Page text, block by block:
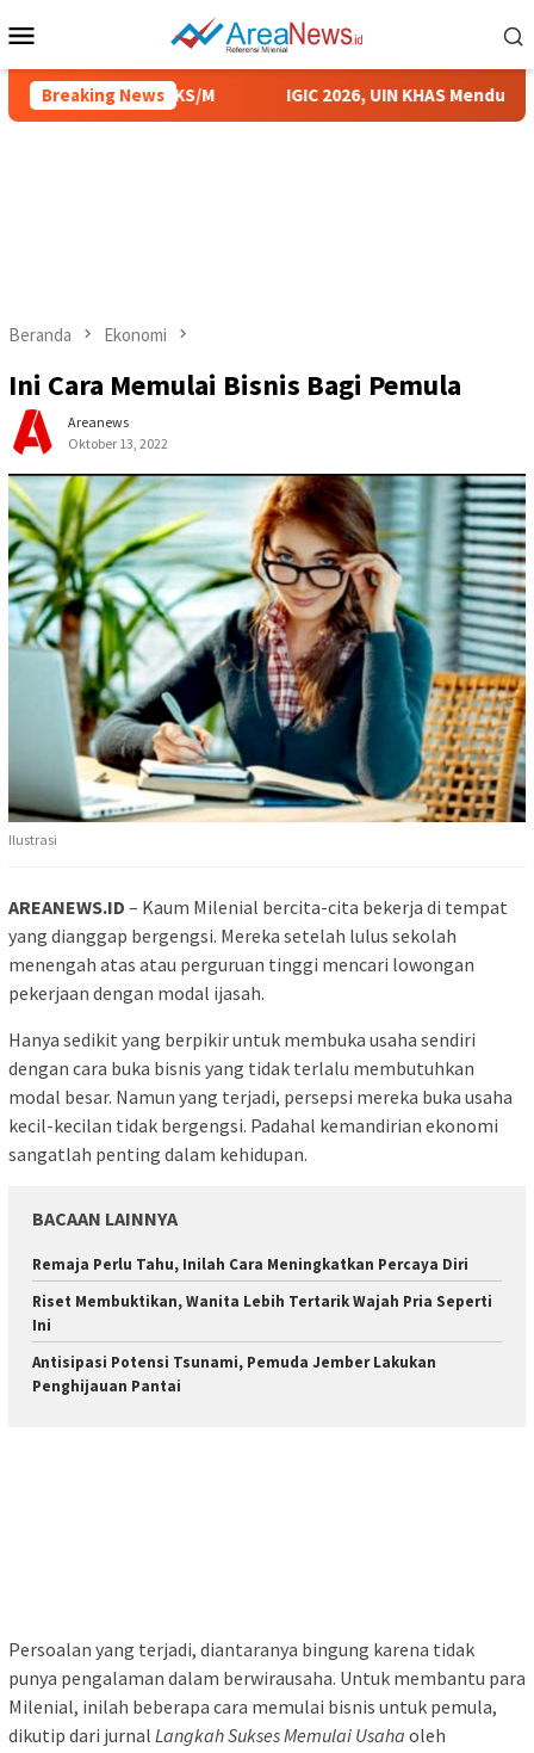
ke
Mobile
Breaking News
UKS/M IGIC 2026, UIN KHAS Mendukung
Beranda Ekonomi
Ini Cara Memulai Bisnis Bagi Pemula
Areanews
Oktober 13, 2022
Ilustrasi
AREANEWS.ID – Kaum Milenial bercita-cita bekerja di tempat
yang dianggap bergengsi. Mereka setelah lulus sekolah
menengah atas atau perguruan tinggi mencari lowongan
pekerjaan dengan modal ijasah.
Hanya sedikit yang berpikir untuk membuka usaha sendiri
dengan cara buka bisnis yang tidak terlalu membutuhkan
modal besar. Namun yang terjadi, persepsi mereka buka usaha
kecil-kecilan tidak bergengsi. Padahal kemandirian ekonomi
sangatlah penting dalam kehidupan.
BACAAN LAINNYA
Remaja Perlu Tahu, Inilah Cara Meningkatkan Percaya Diri
Riset Membuktikan, Wanita Lebih Tertarik Wajah Pria Seperti
Ini
Antisipasi Potensi Tsunami, Pemuda Jember Lakukan
Penghijauan Pantai
Persoalan yang terjadi, diantaranya bingung karena tidak
punya pengalaman dalam berwirausaha. Untuk membantu para
Milenial, inilah beberapa cara memulai bisnis untuk pemula,
dikutip dari jurnal Langkah Sukses Memulai Usaha oleh